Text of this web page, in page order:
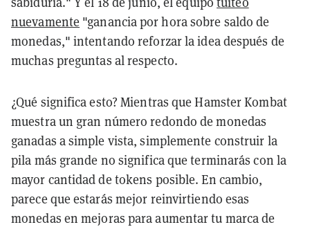
nuevamente "ganancia por hora sobre saldo de
monedas," intentando reforzar la idea después de
muchas preguntas al respecto.
¿Qué significa esto? Mientras que Hamster Kombat
muestra un gran número redondo de monedas
ganadas a simple vista, simplemente construir la
pila más grande no significa que terminarás con la
mayor cantidad de tokens posible. En cambio,
parece que estarás mejor reinvirtiendo esas
monedas en mejoras para aumentar tu marca de